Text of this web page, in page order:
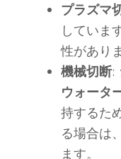
プラズマ
していま
性があり
機械切断:
ウォータ
持するた
る場合は
ます。